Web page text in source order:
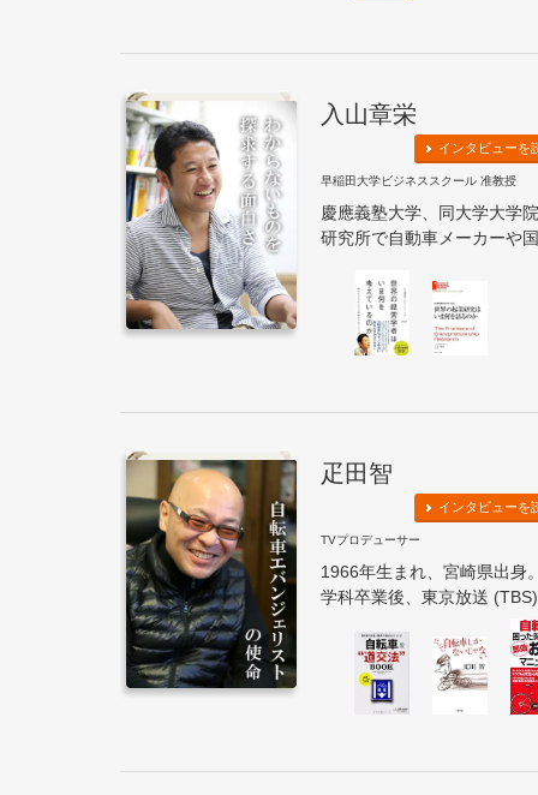
入山章栄
インタビューを
早稲田大学ビジネススクール 准教授
慶應義塾大学、同大学大学
研究所で自動車メーカーや
疋田智
インタビューを
TVプロデューサー
1966年生まれ、宮崎県出身
学科卒業後、東京放送